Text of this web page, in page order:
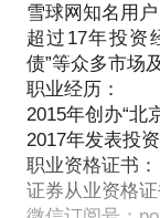
雪球网知名用
超过17年投资
债”等众多市场
职业经历：
2015年创办“北
2017年发表投
职业资格证书：
证券从业资格